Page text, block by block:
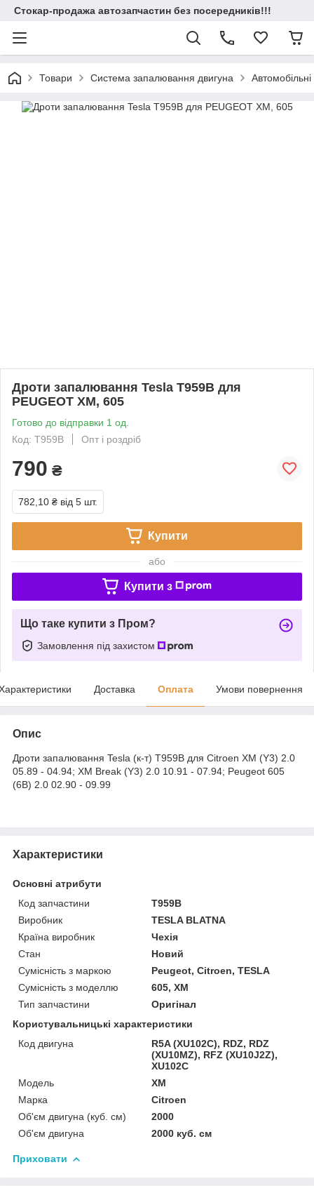
Стокар-продажа автозапчастин без посередників!!!
Товари Система запалювання двигуна
Дроти запалювання Tesla T959B для
PEUGEOT XM, 605
Готово до відправки 1 од.
Код: T959B
Опт і роздріб
790 ₴
782,10 ₴ від 5 шт.
Купити
або
Купити з
Що таке купити з Пром?
Замовлення під захистом
Доставка Оплата Умови повернення
Опис
Дроти запалювання Tesla (к-т) T959B для Citroen XM (Y3) 2.0
05.89 - 04.94; XM Break (Y3) 2.0 10.91 - 07.94; Peugeot 605
(6B) 2.0 02.90 - 09.99
Характеристики
Основні атрибути
Код запчастини
T959B
Виробник
TESLA BLATNA
Країна виробник
Чехія
Стан
Новий
Сумісність з маркою
Peugeot, Citroen, TESLA
Сумісність з моделлю
605, XM
Тип запчастини
Оригінал
Користувальницькі характеристики
Код двигуна
R5A (XU102C), RDZ, RDZ
(XU10MZ), RFZ (XU10J2Z),
XU102C
Мoдель
XM
Марка
Citroen
Об'єм двигуна (куб. см)
2000
Об'єм двигуна
2000 куб. cм
Приховати